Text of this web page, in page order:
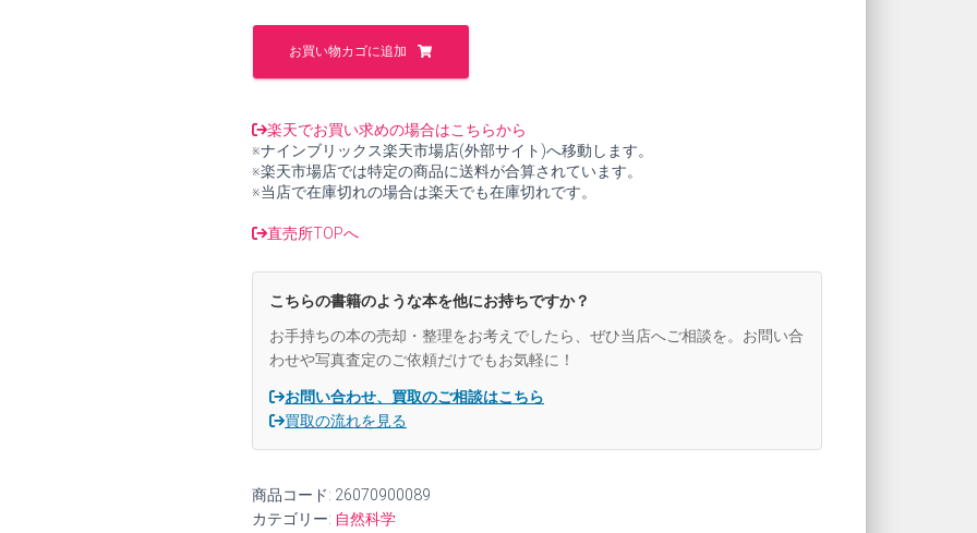
Advanced
Calculus
Differential
Approach【中
古】
個
お買い物カゴに追加
楽天でお買い求めの場合はこちらから
※ナインブリックス楽天市場店(外部サイト)へ移動します。
※楽天市場店では特定の商品に送料が合算されています。
※当店で在庫切れの場合は楽天でも在庫切れです。
直売所TOPへ
こちらの書籍のような本を他にお持ちですか？
お手持ちの本の売却・整理をお考えでしたら、ぜひ当店へご相談を。お問い合
わせや写真査定のご依頼だけでもお気軽に！
お問い合わせ、買取のご相談はこちら
買取の流れを見る
商品コード: 26070900089
カテゴリー: 自然科学